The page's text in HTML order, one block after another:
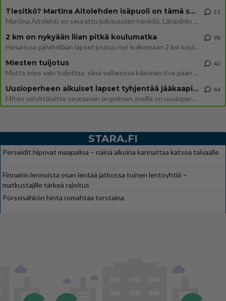
Tiesitkö? Martina Aitolehden isäpuoli on tämä suosittu laulaja
Martina Aitolehti on seurattu julkisuuden henkilö. Lähipiiriin mahtuu muitakin tunnettuja henkilöitä. Tiesitkö, että Ma
31
2 km on nykyään liian pitkä koulumatka
Hesarissa päivitellään lapset joutuu nyt kulkemaan 2 km kouluun jösses. Ruostefillarilla tuo matka menee vaikka miten äk
98
Miesten tuijotus
Mutta mies vain tuijottaa, siinä vaiheessa käännän itse pään pois. Mikä juttu? Yleensä jos joku tuijottaa tai katsoo, hä
42
Uusioperheen aikuiset lapset tyhjentää jääkaapin käydessään
Miten selvittäisitte seuraavan ongelman, meillä on uusioperhe, minulla teini-ikäiset lapset ja puolisolla aikuiset, jotk
44
STARA.FI
Perseidit hipovat maapalloa – näinä aikoina kannattaa katsoa taivaalle
Finnairin lennoista osan lentää jatkossa toinen lentoyhtiö –
matkustajille tärkeä rajoitus
Pörssisähkön hinta romahtaa torstaina